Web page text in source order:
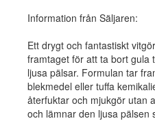
Information från Säljaren:
Ett drygt och fantastiskt
framtaget för att ta bort gula
ljusa pälsar. Formulan tar
blekmedel eller tuffa
återfuktar och mjukgör utan
och lämnar den ljusa pälsen